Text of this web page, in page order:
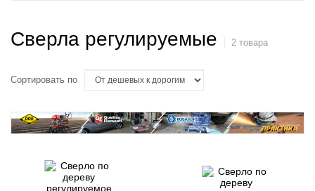
Сверла регулируемые 2 товара
Сортировать по